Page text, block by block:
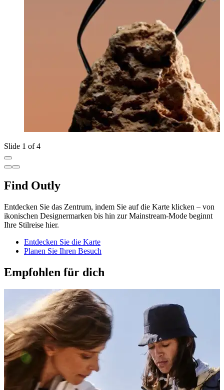
Slide 1 of 4
Find Outly
Entdecken Sie das Zentrum, indem Sie auf die Karte klicken – von
ikonischen Designermarken bis hin zur Mainstream-Mode beginnt
Ihre Stilreise hier.
Entdecken Sie die Karte
Planen Sie Ihren Besuch
Empfohlen für dich